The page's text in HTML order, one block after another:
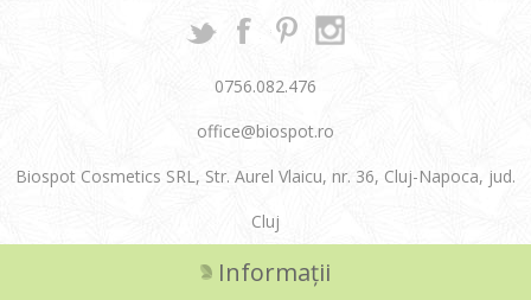
0756.082.476
office@biospot.ro
Biospot Cosmetics SRL, Str. Aurel Vlaicu, nr. 36, Cluj-Napoca, jud.
Cluj
Informații